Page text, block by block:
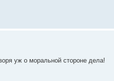
уж о моральной стороне дела!